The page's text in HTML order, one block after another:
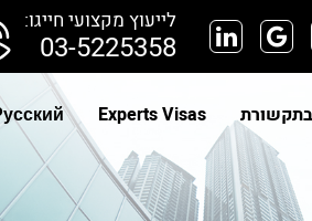
לייעוץ מקצועי חייגו:
03-5225358
Experts Visas